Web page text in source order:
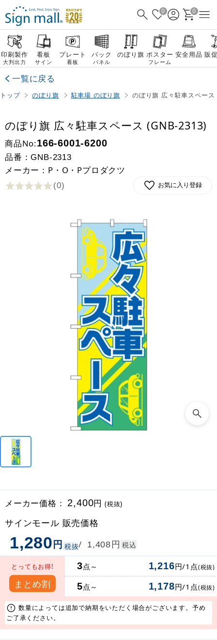
0 0
印刷製作
大判出力
看板
サイン
プレート
看板
バック
パネル
のぼり旗 ポスター
フレーム
安全用品 販
一覧に戻る
トップ のぼり旗 駐車場 のぼり旗 のぼり旗 広々駐車スペー
のぼり旗 広々駐車スペース (GNB-2313)
商品No:166-6001-6200
品番：GNB-2313
メーカー：P・O・Pプロダクツ
(0) お気に入り登録
メーカー価格： 2,400円(税抜)
サインモール 販売価格
1,280円 税抜/ 1,408円 税込
とってもお得!
まとめ割
3点～ 1,216円/1点(税抜)
5点～ 1,178円/1点(税抜)
数量によっては追加で納期をいただく場合がございます。予め
ご了承ください。